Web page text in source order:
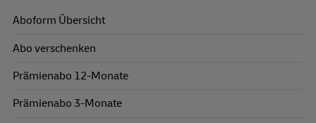
Aboform Übersicht
Abo verschenken
Prämienabo 12-Monate
Prämienabo 3-Monate